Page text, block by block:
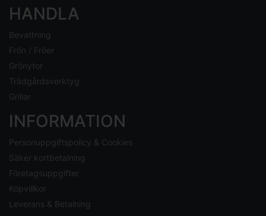
HANDLA
Bevattning
Frön / Fröer
Grönytor
Trädgårdsverktyg
Grillar
INFORMATION
Personuppgiftspolicy & Cookies
Säker kortbetalning
Företagsuppgifter
Köpvillkor
Leverans & Betalning